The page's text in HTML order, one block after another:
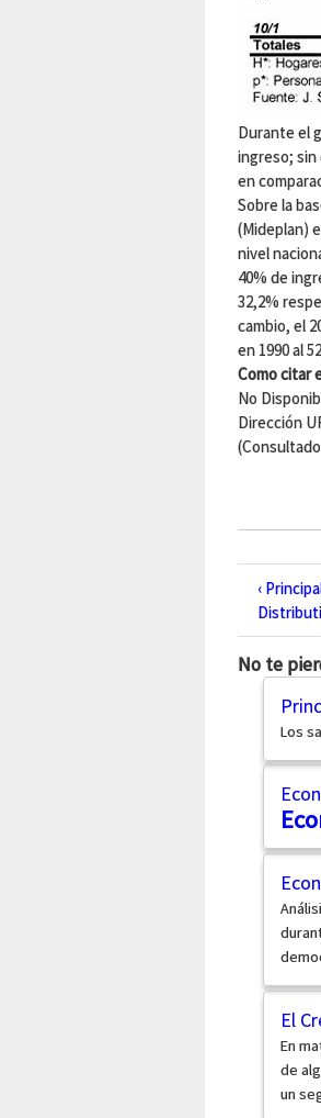
Durante el
ingreso; sin
en
Sobre la
(Mideplan)
nivel
40% de
32,2%
cambio, el
en 1990 al
Como citar
No
Dirección
‹
No te
Los
El
En
de
un